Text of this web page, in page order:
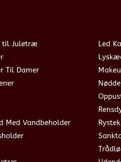
til Juletræ
Til Damer
Med Vandbeholder
Led